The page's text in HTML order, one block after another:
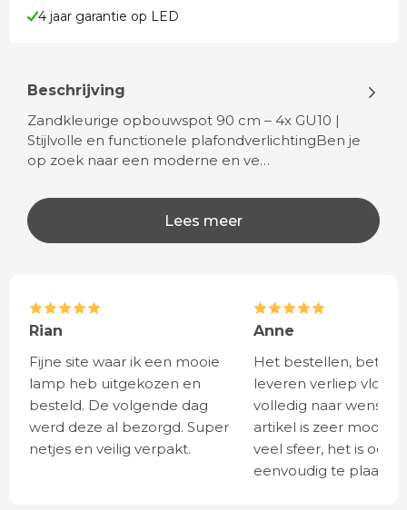
4 jaar garantie op LED
Beschrijving
Zandkleurige opbouwspot 90 cm – 4x GU10 |
Stijlvolle en functionele plafondverlichtingBen je
op zoek naar een moderne en ve…
Lees meer
Rian
Fijne site waar ik een mooie
lamp heb uitgekozen en
besteld. De volgende dag
werd deze al bezorgd. Super
netjes en veilig verpakt.
Anne
Het bestellen,
leveren verliep vlot en
volledig naar wens.
artikel is zeer mooi
veel sfeer, het is ook
eenvoudig te